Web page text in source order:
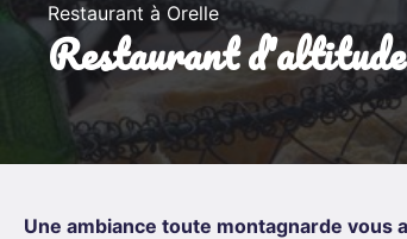
Restaurant à Orelle
restaurant
Une ambiance toute montagnarde vous